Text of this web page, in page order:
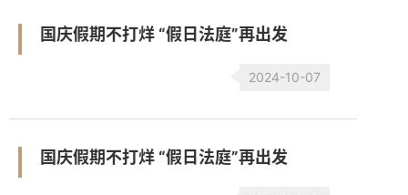
国庆假期不打烊 “假日法庭”再出发
2024-10-07
国庆假期不打烊 “假日法庭”再出发